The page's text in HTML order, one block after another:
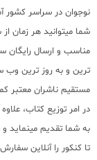
نوجوان در سراسر کشور
شما میتوانید هر زمان
مناسب و ارسال رایگان
ترین و به روز ترین وب
در امر توزیع کتاب،
به شما تقدیم مینماید
تا کنکور را آنلاین